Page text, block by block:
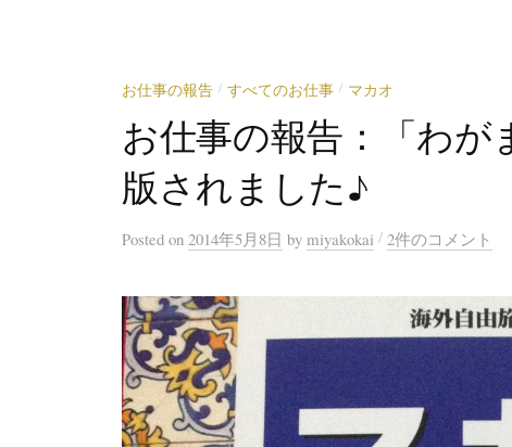
お仕事の報告 / すべてのお仕事 / マカオ
お仕事の報告：「わが
版されました♪
Posted on 2014年5月8日 by miyakokai / 2件のコメント